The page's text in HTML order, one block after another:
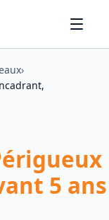
›
5 ans